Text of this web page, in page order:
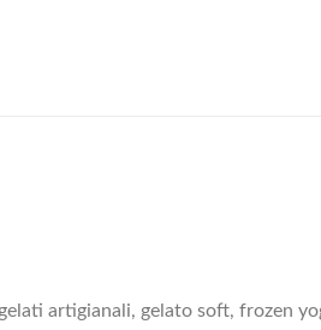
artigianali, gelato soft, frozen